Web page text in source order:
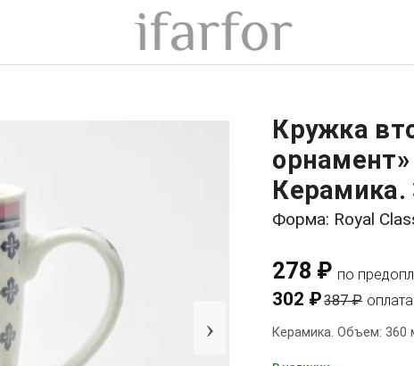
›
Кружка
Керамика.
Форма: Royal
278 ₽ по
302 ₽387 ₽
Керамика. Объем: 360